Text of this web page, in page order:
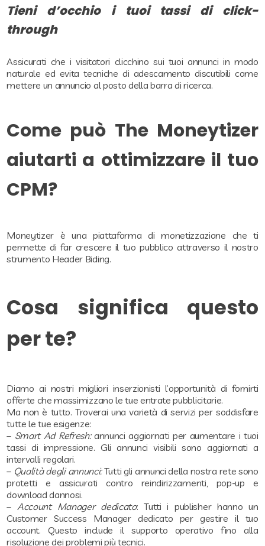
Tieni d’occhio i tuoi tassi di click-
through
Assicurati che i visitatori clicchino sui tuoi annunci in modo
naturale ed evita tecniche di adescamento discutibili come
mettere un annuncio al posto della barra di ricerca.
Come può The Moneytizer
aiutarti a ottimizzare il tuo
CPM?
Moneytizer è una piattaforma di monetizzazione che ti
permette di far crescere il tuo pubblico attraverso il nostro
strumento Header Biding.
Cosa significa questo
per te?
Diamo ai nostri migliori inserzionisti l’opportunità di fornirti
offerte che massimizzano le tue entrate pubblicitarie.
Ma non è tutto. Troverai una varietà di servizi per soddisfare
tutte le tue esigenze:
– Smart Ad Refresh:annunci aggiornati per aumentare i tuoi
tassi di impressione. Gli annunci visibili sono aggiornati a
intervalli regolari.
– Qualità degli annunci:Tutti gli annunci della nostra rete sono
protetti e assicurati contro reindirizzamenti, pop-up e
download dannosi.
– Account Manager dedicato: Tutti i publisher hanno un
Customer Success Manager dedicato per gestire il tuo
account. Questo include il supporto operativo fino alla
risoluzione dei problemi più tecnici.